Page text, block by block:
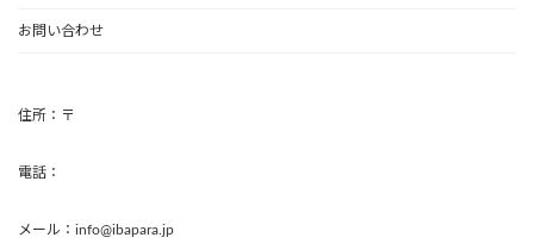
お問い合わせ
住所：〒
電話：
メール：info@ibapara.jp